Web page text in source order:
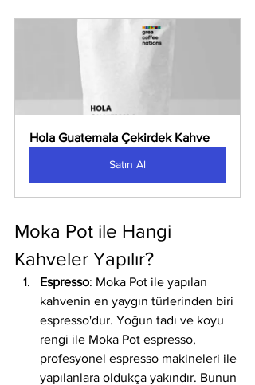
Hola Guatemala Çekirdek Kahve
Satın Al
Moka Pot ile Hangi
Kahveler Yapılır?
Espresso: Moka Pot ile yapılan
kahvenin en yaygın türlerinden biri
espresso'dur. Yoğun tadı ve koyu
rengi ile Moka Pot espresso,
profesyonel espresso makineleri ile
yapılanlara oldukça yakındır. Bunun